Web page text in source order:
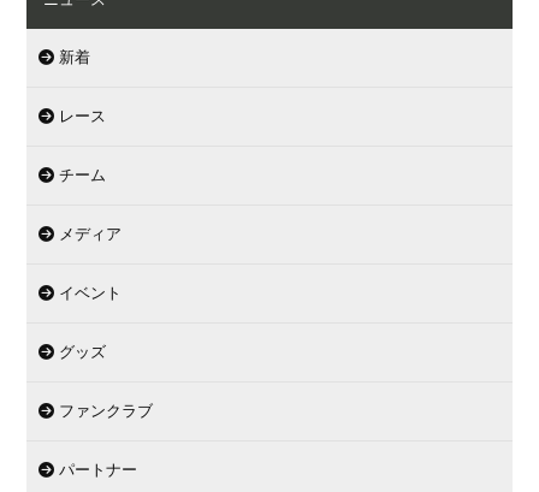
新着
レース
チーム
メディア
イベント
グッズ
ファンクラブ
パートナー